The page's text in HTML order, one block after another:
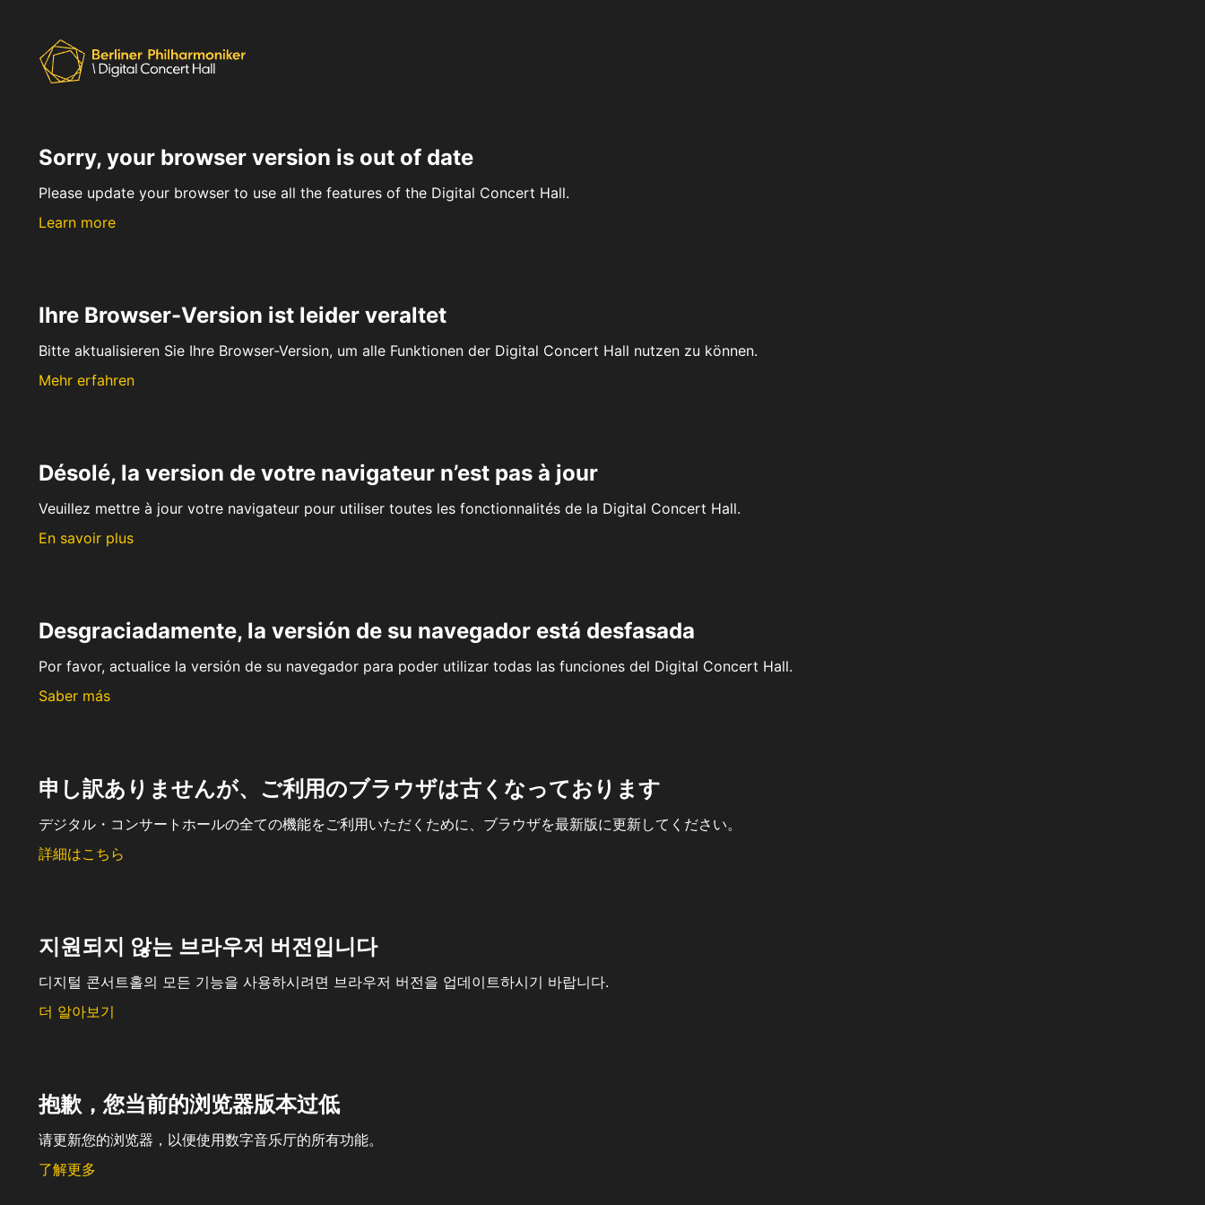
Sorry, your browser version is out of date
Please update your browser to use all the features of the Digital Concert Hall.
Learn more
Ihre Browser-Version ist leider veraltet
Bitte aktualisieren Sie Ihre Browser-Version, um alle Funktionen der Digital Concert Hall nutzen zu können.
Mehr erfahren
Désolé, la version de votre navigateur n’est pas à jour
Veuillez mettre à jour votre navigateur pour utiliser toutes les fonctionnalités de la Digital Concert Hall.
En savoir plus
Desgraciadamente, la versión de su navegador está desfasada
Por favor, actualice la versión de su navegador para poder utilizar todas las funciones del Digital Concert Hall.
Saber más
申し訳ありませんが、ご利用のブラウザは古くなっております
デジタル・コンサートホールの全ての機能をご利用いただくために、ブラウザを最新版に更新してください。
詳細はこちら
지원되지 않는 브라우저 버전입니다
디지털 콘서트홀의 모든 기능을 사용하시려면 브라우저 버전을 업데이트하시기 바랍니다.
더 알아보기
抱歉，您当前的浏览器版本过低
请更新您的浏览器，以便使用数字音乐厅的所有功能。
了解更多